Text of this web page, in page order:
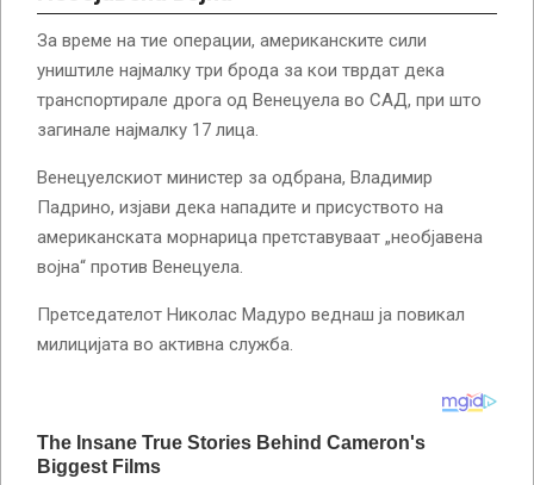
За време на тие операции, американските сили
уништиле најмалку три брода за кои тврдат дека
транспортирале дрога од Венецуела во САД, при што
загинале најмалку 17 лица.
Венецуелскиот министер за одбрана, Владимир
Падрино, изјави дека нападите и присуството на
американската морнарица претставуваат „необјавена
војна“ против Венецуела.
Претседателот Николас Мадуро веднаш ја повикал
милицијата во активна служба.